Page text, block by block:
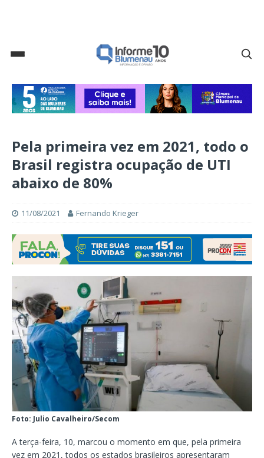
Pela primeira vez em 2021, todo o
Brasil registra ocupação de UTI
abaixo de 80%
11/08/2021 Fernando Krieger
Foto: Julio Cavalheiro/Secom
A terça-feira, 10, marcou o momento em que, pela primeira
vez em 2021, todos os estados brasileiros apresentaram